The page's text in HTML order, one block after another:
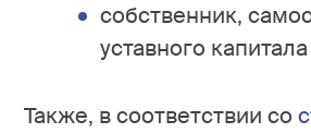
собственник,
уставного
Также, в соответствии со